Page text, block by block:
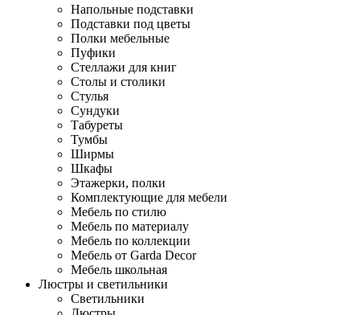
Напольные подставки
Подставки под цветы
Полки мебельные
Пуфики
Стеллажи для книг
Столы и столики
Стулья
Сундуки
Табуреты
Тумбы
Ширмы
Шкафы
Этажерки, полки
Комплектующие для мебели
Мебель по стилю
Мебель по материалу
Мебель по коллекции
Мебель от Garda Decor
Мебель школьная
Люстры и светильники
Светильники